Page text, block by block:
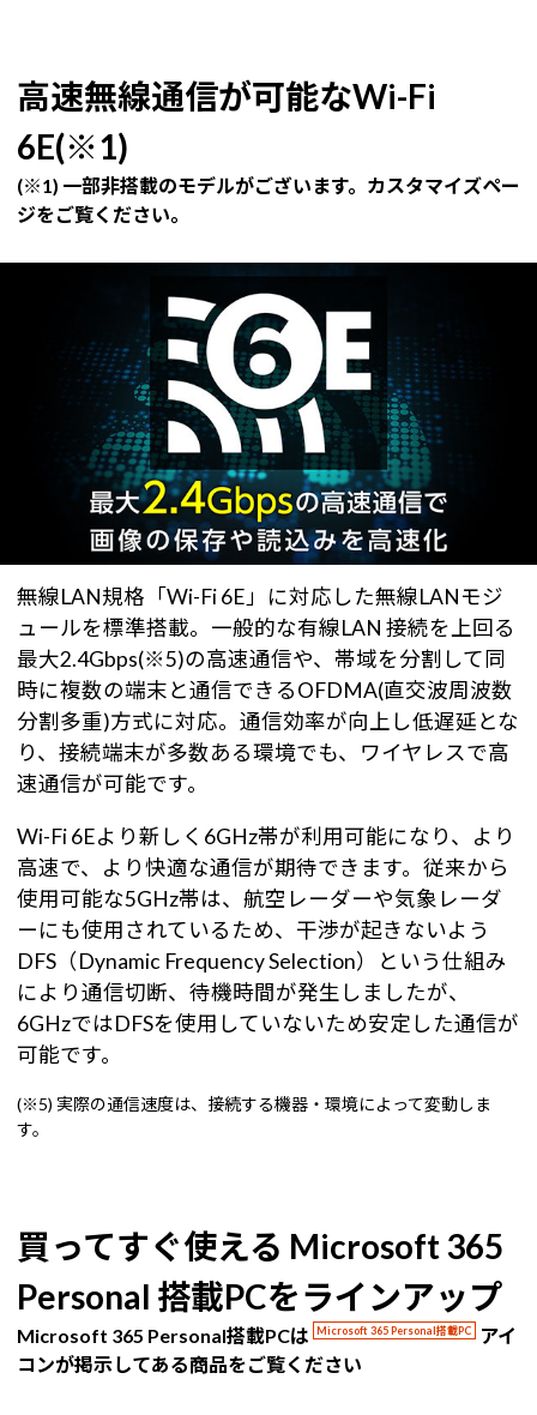
高速無線通信が可能なWi-Fi
6E(※1)
(※1) 一部非搭載のモデルがございます。カスタマイズペー
ジをご覧ください。
無線LAN規格「Wi-Fi 6E」に対応した無線LANモジ
ュールを標準搭載。一般的な有線LAN 接続を上回る
最大2.4Gbps(※5)の高速通信や、帯域を分割して同
時に複数の端末と通信できるOFDMA(直交波周波数
分割多重)方式に対応。通信効率が向上し低遅延とな
り、接続端末が多数ある環境でも、ワイヤレスで高
速通信が可能です。
Wi-Fi 6Eより新しく6GHz帯が利用可能になり、より
高速で、より快適な通信が期待できます。従来から
使用可能な5GHz帯は、航空レーダーや気象レーダ
ーにも使用されているため、干渉が起きないよう
DFS（Dynamic Frequency Selection）という仕組み
により通信切断、待機時間が発生しましたが、
6GHzではDFSを使用していないため安定した通信が
可能です。
(※5) 実際の通信速度は、接続する機器・環境によって変動しま
す。
買ってすぐ使える Microsoft 365
Personal 搭載PCをラインアップ
Microsoft 365 Personal搭載PCは Microsoft 365 Personal搭載PC
アイ
コンが掲示してある商品をご覧ください